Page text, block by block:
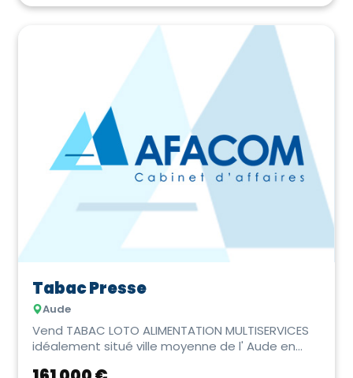
Tabac Presse
Aude
Vend TABAC LOTO ALIMENTATION MULTISERVICES
idéalement situé ville moyenne de l' Aude en